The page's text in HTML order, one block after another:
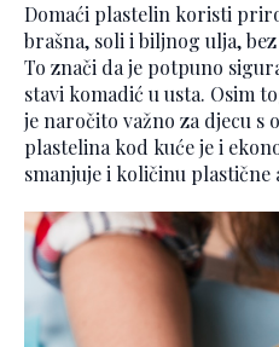
Domaći plastelin koristi
brašna, soli i biljnog ulja,
To znači da je potpuno
stavi komadić u usta. Osim
je naročito važno za djecu s
plastelina kod kuće je i
smanjuje i količinu plastične